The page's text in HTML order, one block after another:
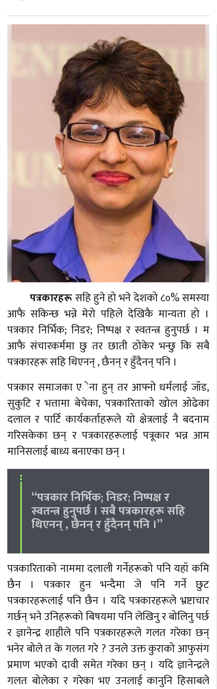
पत्रकारहरूसहि हुने हो भने देशको ८०% समस्या
आफै सकिन्छ भन्ने मेरो पहिले देखिकै मान्यता हो ।
पत्रकार निर्भिक; निडर; निष्पक्ष र स्वतन्त्र हुनुपर्छ । म
आफै संचारकर्ममा छु तर छाती ठोकेर भन्छु कि सबै
पत्रकारहरू सहि थिएनन् , छैनन् र हुँदैनन् पनि ।
पत्रकार समाजका एेना हुन् तर आफ्नो धर्मलाई जॉड,
सुकुटि र भत्तामा बेचेका, पत्रकारिताको खोल ओढेका
दलाल र पार्टि कार्यकर्ताहरूले यो क्षेत्रलाई नै बदनाम
गरिसकेका छन् र पत्रकारहरूलाई पत्रूकार भन्न आम
मानिसलाई बाध्य बनाएका छन् ।
“पत्रकार निर्भिक; निडर; निष्पक्ष र
स्वतन्त्र हुनुपर्छ । सबै पत्रकारहरू सहि
थिएनन् , छैनन् र हुँदैनन् पनि ।”
पत्रकारिताको नाममा दलाली गर्नेहरूको पनि यहॉ कमि
छैन । पत्रकार हुन भन्दैमा जे पनि गर्ने छुट
पत्रकारहरूलाई पनि छैन । यदि पत्रकारहरूले भ्रष्टाचार
गर्छन् भने उनिहरूको बिषयमा पनि लेखिनु र बोलिनु पर्छ
र ज्ञानेन्द्र शाहीले पनि पत्रकारहरूले गलत गरेका छन्
भनेर बोले त के गलत गरे ? उनले उक्त कुराको आफुसंग
प्रमाण भएको दावी समेत गरेका छन् । यदि ज्ञानेन्द्रले
गलत बोलेका र गरेका भए उनलाई कानुनि हिसाबले